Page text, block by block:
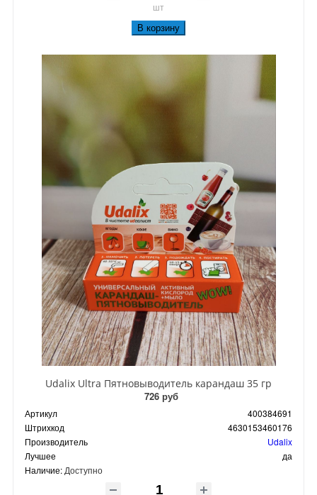
шт
В корзину
Udalix Ultra Пятновыводитель карандаш 35 гр
726 руб
Артикул
400384691
Штрихкод
4630153460176
Производитель
Udalix
Лучшее
да
Наличие: Доступно